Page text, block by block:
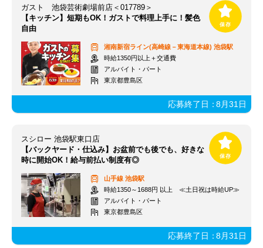
ガスト 池袋芸術劇場前店＜017789＞
【キッチン】短期もOK！ガストで料理上手に！髪色
自由
湘南新宿ライン(高崎線－東海道本線) 池袋駅
時給1350円以上＋交通費
アルバイト・パート
東京都豊島区
応募終了日：8月31日
スシロー 池袋駅東口店
【バックヤード・仕込み】お盆前でも後でも、好きな
時に開始OK！給与前払い制度有◎
山手線 池袋駅
時給1350～1688円 以上 ≪土日祝は時給UP≫
アルバイト・パート
東京都豊島区
応募終了日：8月31日